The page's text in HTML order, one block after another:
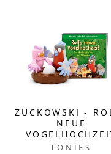
ZUCKOWSKI -
NEUE
TONIES